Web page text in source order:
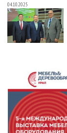
04.10.2025